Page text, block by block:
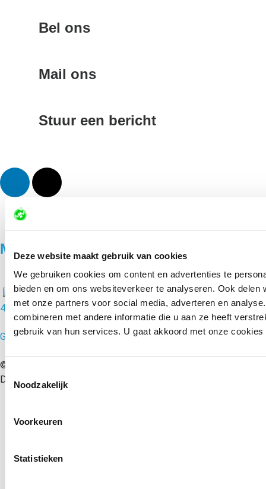
Deze website maakt gebruik van cookies
We gebruiken cookies om content en advertenties te
bieden en om ons websiteverkeer te analyseren. Ook
met onze partners voor social media, adverteren en
combineren met andere informatie die u aan ze heeft
gebruik van hun services. U gaat akkoord met onze
Noodzakelijk
Voorkeuren
Statistieken
Bel ons
Mail ons
Stuur een bericht
MondoMarketing
4.8/5
Google Reviews | 51 reacties
© 2010 – 2026 MondoMarketing B.V. | Performance Driven
Digital Marketing Bureau Utrecht – All rights reserved
Disclaimer